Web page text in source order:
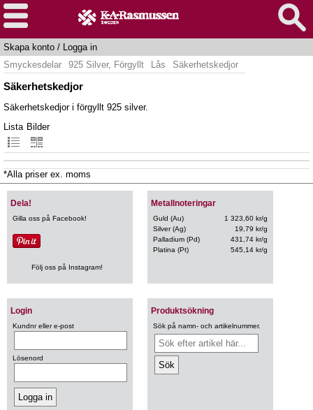
Skapa konto / Logga in
Smyckesdelar
925 Silver, Förgyllt Lås Säkerhetskedjor
Säkerhetskedjor
Säkerhetskedjor i förgyllt 925 silver.
Lista Bilder
*Alla priser ex. moms
Metallnoteringar
Guld (Au)
1 323,60 kr/g
Silver (Ag)
19,79 kr/g
Palladium (Pd)
431,74 kr/g
Platina (Pt)
545,14 kr/g
Login
Kundnr eller e-post
Lösenord
Produktsökning
Sök på namn- och artikelnummer.
Dela!
Gilla oss på Facebook!
Följ oss på Instagram!